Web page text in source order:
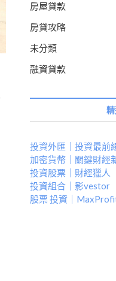
房屋貸款
房貸攻略
未分類
融資貸款
投資外匯｜投資最前
加密貨幣｜關鍵財經
投資股票｜財經獵人
投資組合｜影vestor
股票 投資｜